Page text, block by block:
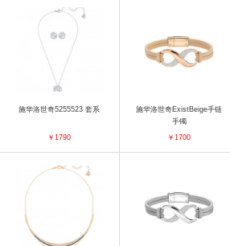
施华洛世奇5255523 套系
￥1790
施华洛世奇ExistBeige手链
手镯
￥1700